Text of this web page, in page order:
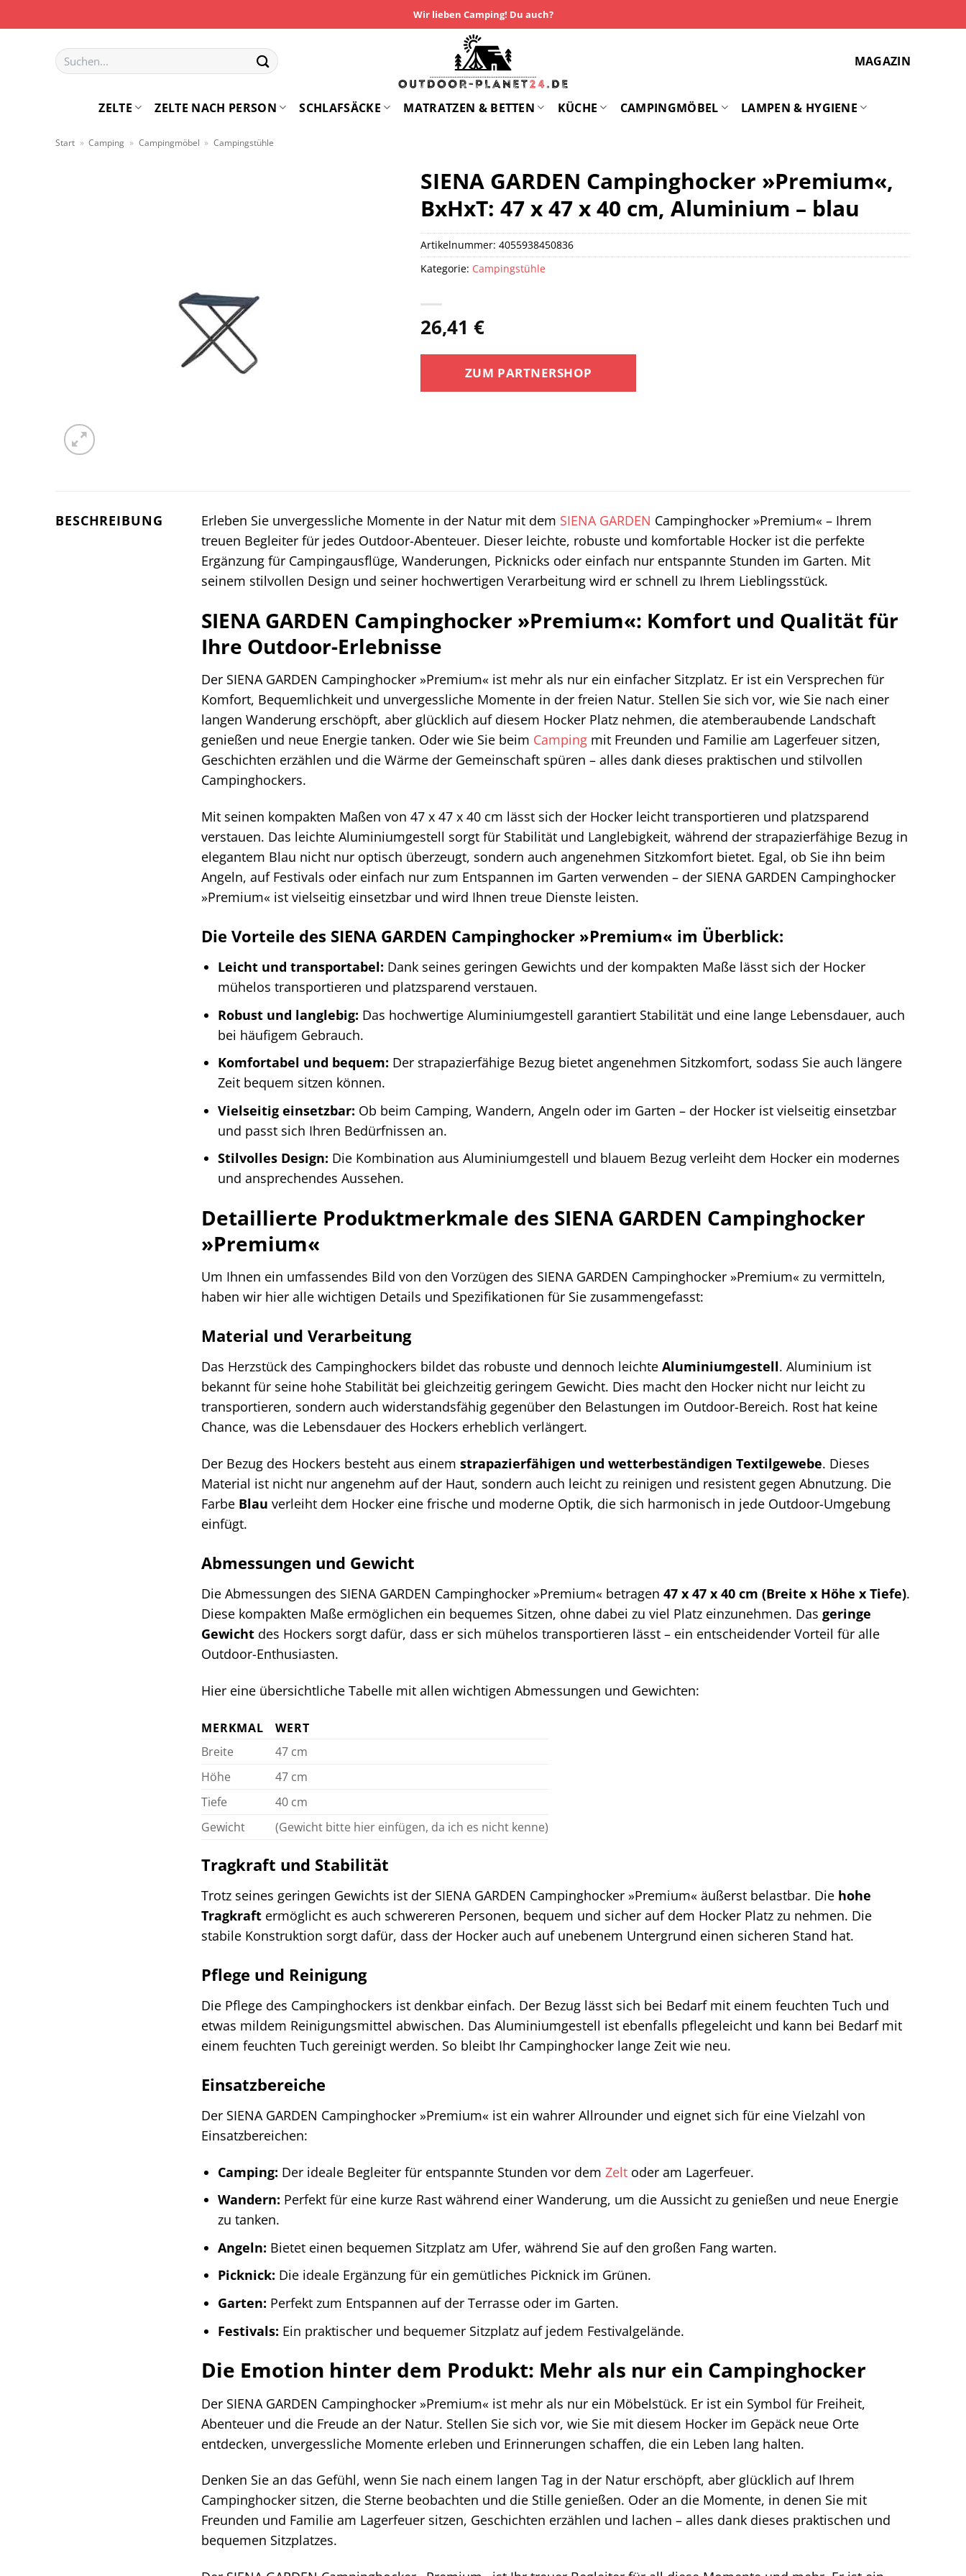
Inhalt
Wir lieben Camping! Du auch?
Suchen
nach:
MAGAZIN
ZELTE ZELTE NACH PERSON SCHLAFSÄCKE MATRATZEN & BETTEN KÜCHE CAMPINGMÖBEL LAMPEN & HYGIENE
Start » Camping » Campingmöbel » Campingstühle
SIENA GARDEN Campinghocker »Premium«,
BxHxT: 47 x 47 x 40 cm, Aluminium – blau
26,41€
ZUM PARTNERSHOP
Artikelnummer:4055938450836
Kategorie: Campingstühle
BESCHREIBUNG Erleben Sie unvergessliche Momente in der Natur mit dem SIENA GARDEN Campinghocker »Premium« – Ihrem
treuen Begleiter für jedes Outdoor-Abenteuer. Dieser leichte, robuste und komfortable Hocker ist die perfekte
Ergänzung für Campingausflüge, Wanderungen, Picknicks oder einfach nur entspannte Stunden im Garten. Mit
seinem stilvollen Design und seiner hochwertigen Verarbeitung wird er schnell zu Ihrem Lieblingsstück.
SIENA GARDEN Campinghocker »Premium«: Komfort und Qualität für
Ihre Outdoor-Erlebnisse
Der SIENA GARDEN Campinghocker »Premium« ist mehr als nur ein einfacher Sitzplatz. Er ist ein Versprechen für
Komfort, Bequemlichkeit und unvergessliche Momente in der freien Natur. Stellen Sie sich vor, wie Sie nach einer
langen Wanderung erschöpft, aber glücklich auf diesem Hocker Platz nehmen, die atemberaubende Landschaft
genießen und neue Energie tanken. Oder wie Sie beim Camping mit Freunden und Familie am Lagerfeuer sitzen,
Geschichten erzählen und die Wärme der Gemeinschaft spüren – alles dank dieses praktischen und stilvollen
Campinghockers.
Mit seinen kompakten Maßen von 47 x 47 x 40 cm lässt sich der Hocker leicht transportieren und platzsparend
verstauen. Das leichte Aluminiumgestell sorgt für Stabilität und Langlebigkeit, während der strapazierfähige Bezug in
elegantem Blau nicht nur optisch überzeugt, sondern auch angenehmen Sitzkomfort bietet. Egal, ob Sie ihn beim
Angeln, auf Festivals oder einfach nur zum Entspannen im Garten verwenden – der SIENA GARDEN Campinghocker
»Premium« ist vielseitig einsetzbar und wird Ihnen treue Dienste leisten.
Die Vorteile des SIENA GARDEN Campinghocker »Premium« im Überblick:
Leicht und transportabel: Dank seines geringen Gewichts und der kompakten Maße lässt sich der Hocker
mühelos transportieren und platzsparend verstauen.
Robust und langlebig: Das hochwertige Aluminiumgestell garantiert Stabilität und eine lange Lebensdauer, auch
bei häufigem Gebrauch.
Komfortabel und bequem: Der strapazierfähige Bezug bietet angenehmen Sitzkomfort, sodass Sie auch längere
Zeit bequem sitzen können.
Vielseitig einsetzbar: Ob beim Camping, Wandern, Angeln oder im Garten – der Hocker ist vielseitig einsetzbar
und passt sich Ihren Bedürfnissen an.
Stilvolles Design: Die Kombination aus Aluminiumgestell und blauem Bezug verleiht dem Hocker ein modernes
und ansprechendes Aussehen.
Detaillierte Produktmerkmale des SIENA GARDEN Campinghocker
»Premium«
Um Ihnen ein umfassendes Bild von den Vorzügen des SIENA GARDEN Campinghocker »Premium« zu vermitteln,
haben wir hier alle wichtigen Details und Spezifikationen für Sie zusammengefasst:
Material und Verarbeitung
Das Herzstück des Campinghockers bildet das robuste und dennoch leichteAluminiumgestell. Aluminium ist
bekannt für seine hohe Stabilität bei gleichzeitig geringem Gewicht. Dies macht den Hocker nicht nur leicht zu
transportieren, sondern auch widerstandsfähig gegenüber den Belastungen im Outdoor-Bereich. Rost hat keine
Chance, was die Lebensdauer des Hockers erheblich verlängert.
Der Bezug des Hockers besteht aus einemstrapazierfähigen und wetterbeständigen Textilgewebe. Dieses
Material ist nicht nur angenehm auf der Haut, sondern auch leicht zu reinigen und resistent gegen Abnutzung. Die
Farbe Blau verleiht dem Hocker eine frische und moderne Optik, die sich harmonisch in jede Outdoor-Umgebung
einfügt.
Abmessungen und Gewicht
Die Abmessungen des SIENA GARDEN Campinghocker »Premium« betragen47 x 47 x 40 cm (Breite x Höhe x Tiefe).
Diese kompakten Maße ermöglichen ein bequemes Sitzen, ohne dabei zu viel Platz einzunehmen. Dasgeringe
Gewicht des Hockers sorgt dafür, dass er sich mühelos transportieren lässt – ein entscheidender Vorteil für alle
Outdoor-Enthusiasten.
Hier eine übersichtliche Tabelle mit allen wichtigen Abmessungen und Gewichten:
MERKMAL
WERT
Breite
47 cm
Höhe
47 cm
Tiefe
40 cm
Gewicht
(Gewicht bitte hier einfügen, da ich es nicht kenne)
Tragkraft und Stabilität
Trotz seines geringen Gewichts ist der SIENA GARDEN Campinghocker »Premium« äußerst belastbar. Die hohe
Tragkraft ermöglicht es auch schwereren Personen, bequem und sicher auf dem Hocker Platz zu nehmen. Die
stabile Konstruktion sorgt dafür, dass der Hocker auch auf unebenem Untergrund einen sicheren Stand hat.
Pflege und Reinigung
Die Pflege des Campinghockers ist denkbar einfach. Der Bezug lässt sich bei Bedarf mit einem feuchten Tuch und
etwas mildem Reinigungsmittel abwischen. Das Aluminiumgestell ist ebenfalls pflegeleicht und kann bei Bedarf mit
einem feuchten Tuch gereinigt werden. So bleibt Ihr Campinghocker lange Zeit wie neu.
Einsatzbereiche
Der SIENA GARDEN Campinghocker »Premium« ist ein wahrer Allrounder und eignet sich für eine Vielzahl von
Einsatzbereichen:
Camping: Der ideale Begleiter für entspannte Stunden vor demZelt oder am Lagerfeuer.
Wandern: Perfekt für eine kurze Rast während einer Wanderung, um die Aussicht zu genießen und neue Energie
zu tanken.
Angeln: Bietet einen bequemen Sitzplatz am Ufer, während Sie auf den großen Fang warten.
Picknick: Die ideale Ergänzung für ein gemütliches Picknick im Grünen.
Garten: Perfekt zum Entspannen auf der Terrasse oder im Garten.
Festivals: Ein praktischer und bequemer Sitzplatz auf jedem Festivalgelände.
Die Emotion hinter dem Produkt: Mehr als nur ein Campinghocker
Der SIENA GARDEN Campinghocker »Premium« ist mehr als nur ein Möbelstück. Er ist ein Symbol für Freiheit,
Abenteuer und die Freude an der Natur. Stellen Sie sich vor, wie Sie mit diesem Hocker im Gepäck neue Orte
entdecken, unvergessliche Momente erleben und Erinnerungen schaffen, die ein Leben lang halten.
Denken Sie an das Gefühl, wenn Sie nach einem langen Tag in der Natur erschöpft, aber glücklich auf Ihrem
Campinghocker sitzen, die Sterne beobachten und die Stille genießen. Oder an die Momente, in denen Sie mit
Freunden und Familie am Lagerfeuer sitzen, Geschichten erzählen und lachen – alles dank dieses praktischen und
bequemen Sitzplatzes.